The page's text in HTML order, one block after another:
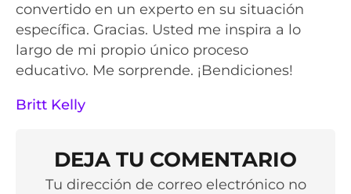
convertido en un experto en su situación
específica. Gracias. Usted me inspira a lo
largo de mi propio único proceso
educativo. Me sorprende. ¡Bendiciones!
Britt Kelly
DEJA TU COMENTARIO
Tu dirección de correo electrónico no